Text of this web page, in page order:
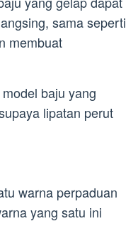
sama seperti
membuat
baju yang
lipatan perut
warna perpaduan
yang satu ini